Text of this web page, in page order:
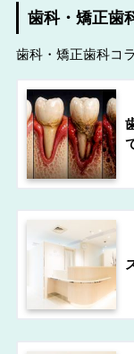
歯科・矯正歯
歯科・矯正歯科コ